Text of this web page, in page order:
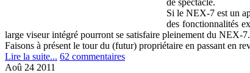
Si le NEX-7 est un
des fonctionnalités
large viseur intégré pourront se satisfaire pleinement du NEX-7.
Faisons à présent le tour du (futur) propriétaire en passant en
Lire la suite... 62 commentaires
Aoû 24 2011